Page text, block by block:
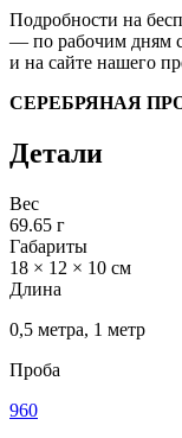
Подробности на
— по рабочим дням
и на сайте нашего
СЕРЕБРЯНАЯ
Детали
Вес
69.65 г
Габариты
18 × 12 × 10 см
Длина
0,5 метра, 1 метр
Проба
960